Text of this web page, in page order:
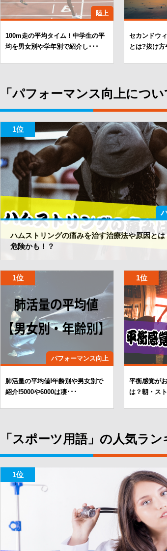
陸上
100m走の平均タイム！中学生の平
均を男女別や学年別で紹介し･･･
セカンドウ
とは?抜け方
「パフォーマンス向上につ
ハムストリングの痛みを治す治療法や原因と
危険かも！？
パフォーマンス向上
肺活量の平均値!年齢別や男女別で
紹介!5000や6000は凄･･･
平衡感覚が
は？朝・ス
「スポーツ用語」の人気ラ